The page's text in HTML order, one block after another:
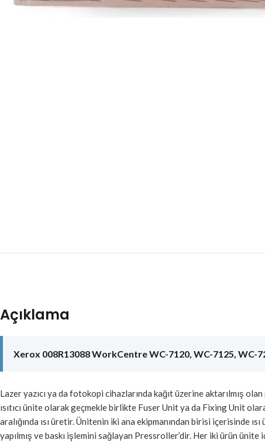
Konica Minolta Yazıcı Toner
Açıklama
Xerox 008R13088 WorkCentre WC-7120, WC-7125,
Lazer yazıcı ya da fotokopi cihazlarında kağıt üzerine aktarılmış
ısıtıcı ünite olarak geçmekle birlikte Fuser Unit ya da Fixing Unit
aralığında ısı üretir. Ünitenin iki ana ekipmanından birisi içerisinde
yapılmış ve baskı işlemini sağlayan Pressroller’dir. Her iki ürün